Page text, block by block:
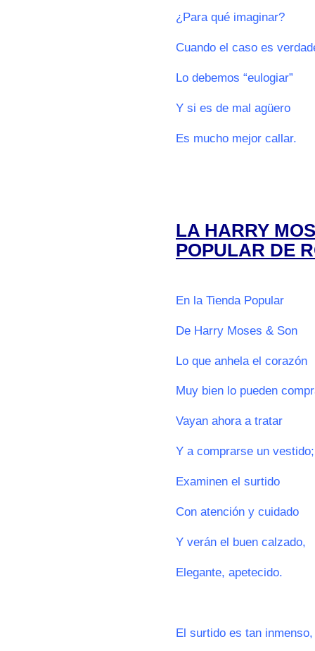
¿Para qué imaginar?
Cuando el caso es
Lo debemos “eulogiar”
Y si es de mal agüero
Es mucho mejor callar.
LA HARRY
POPULAR DE
En la Tienda Popular
De Harry Moses & Son
Lo que anhela el corazón
Muy bien lo pueden
Vayan ahora a tratar
Y a comprarse un vestido;
Examinen el surtido
Con atención y cuidado
Y verán el buen calzado,
Elegante, apetecido.
El surtido es tan inmenso,